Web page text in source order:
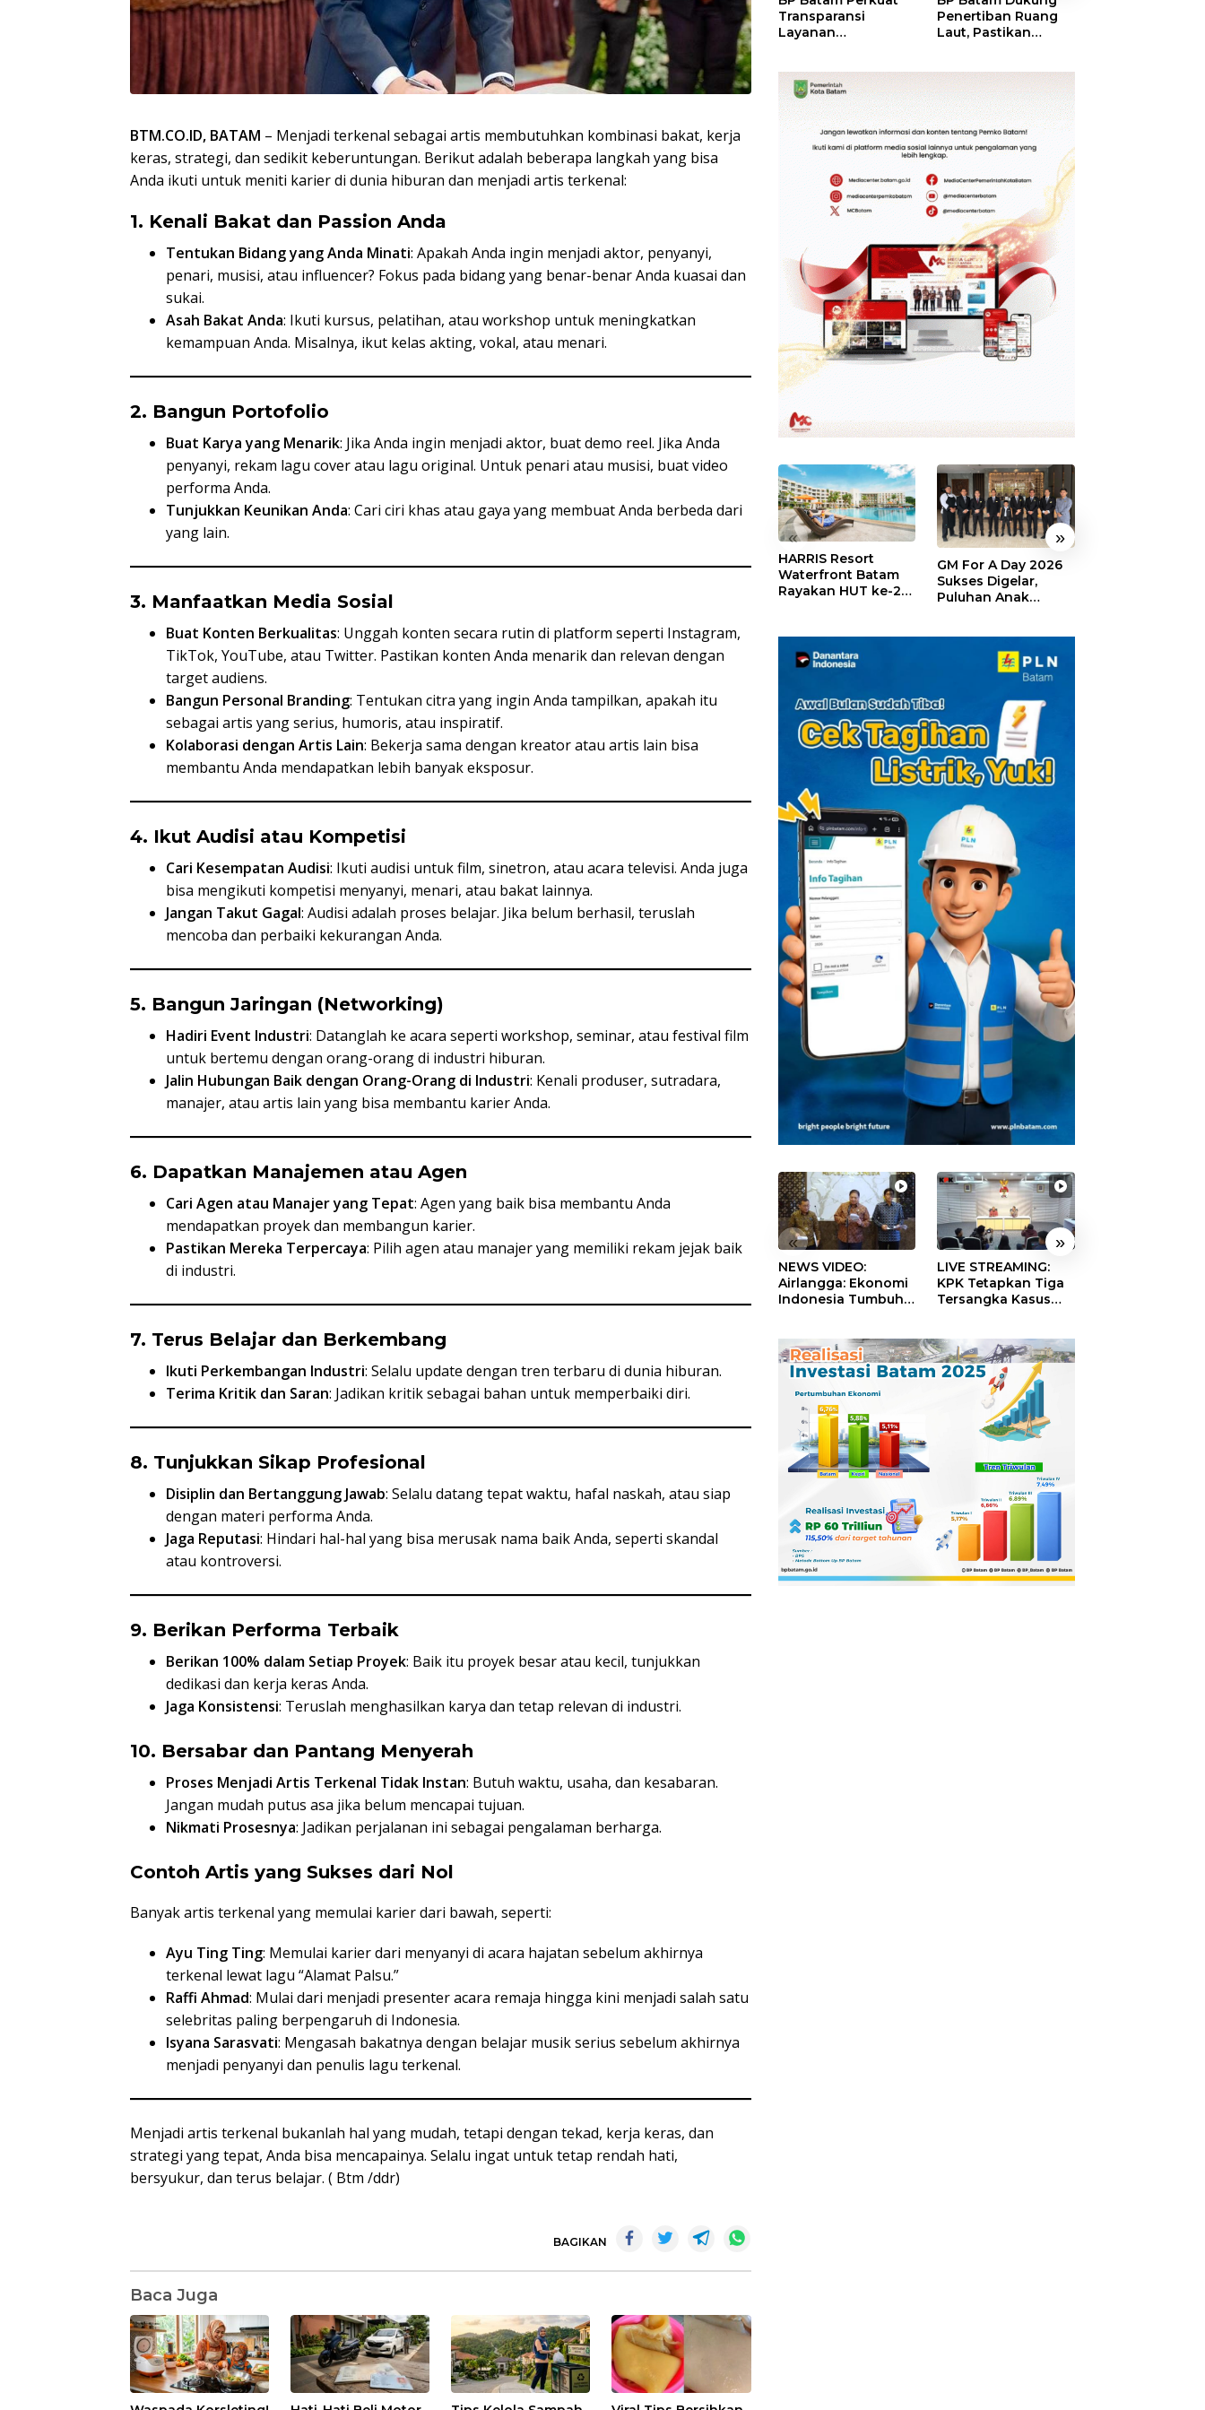
BTM.CO.ID, BATAM – Menjadi terkenal sebagai artis membutuhkan kombinasi bakat, kerja
keras, strategi, dan sedikit keberuntungan. Berikut adalah beberapa langkah yang bisa
Anda ikuti untuk meniti karier di dunia hiburan dan menjadi artis terkenal:
1. Kenali Bakat dan Passion Anda
Tentukan Bidang yang Anda Minati: Apakah Anda ingin menjadi aktor, penyanyi,
penari, musisi, atau influencer? Fokus pada bidang yang benar-benar Anda kuasai dan
sukai.
Asah Bakat Anda: Ikuti kursus, pelatihan, atau workshop untuk meningkatkan
kemampuan Anda. Misalnya, ikut kelas akting, vokal, atau menari.
2. Bangun Portofolio
Buat Karya yang Menarik: Jika Anda ingin menjadi aktor, buat demo reel. Jika Anda
penyanyi, rekam lagu cover atau lagu original. Untuk penari atau musisi, buat video
performa Anda.
Tunjukkan Keunikan Anda: Cari ciri khas atau gaya yang membuat Anda berbeda dari
yang lain.
3. Manfaatkan Media Sosial
Buat Konten Berkualitas: Unggah konten secara rutin di platform seperti Instagram,
TikTok, YouTube, atau Twitter. Pastikan konten Anda menarik dan relevan dengan
target audiens.
Bangun Personal Branding: Tentukan citra yang ingin Anda tampilkan, apakah itu
sebagai artis yang serius, humoris, atau inspiratif.
Kolaborasi dengan Artis Lain: Bekerja sama dengan kreator atau artis lain bisa
membantu Anda mendapatkan lebih banyak eksposur.
4. Ikut Audisi atau Kompetisi
Cari Kesempatan Audisi: Ikuti audisi untuk film, sinetron, atau acara televisi. Anda juga
bisa mengikuti kompetisi menyanyi, menari, atau bakat lainnya.
Jangan Takut Gagal: Audisi adalah proses belajar. Jika belum berhasil, teruslah
mencoba dan perbaiki kekurangan Anda.
5. Bangun Jaringan (Networking)
Hadiri Event Industri: Datanglah ke acara seperti workshop, seminar, atau festival film
untuk bertemu dengan orang-orang di industri hiburan.
Jalin Hubungan Baik dengan Orang-Orang di Industri: Kenali produser, sutradara,
manajer, atau artis lain yang bisa membantu karier Anda.
6. Dapatkan Manajemen atau Agen
Cari Agen atau Manajer yang Tepat: Agen yang baik bisa membantu Anda
mendapatkan proyek dan membangun karier.
Pastikan Mereka Terpercaya: Pilih agen atau manajer yang memiliki rekam jejak baik
di industri.
7. Terus Belajar dan Berkembang
Ikuti Perkembangan Industri: Selalu update dengan tren terbaru di dunia hiburan.
Terima Kritik dan Saran: Jadikan kritik sebagai bahan untuk memperbaiki diri.
8. Tunjukkan Sikap Profesional
Disiplin dan Bertanggung Jawab: Selalu datang tepat waktu, hafal naskah, atau siap
dengan materi performa Anda.
Jaga Reputasi: Hindari hal-hal yang bisa merusak nama baik Anda, seperti skandal
atau kontroversi.
9. Berikan Performa Terbaik
Berikan 100% dalam Setiap Proyek: Baik itu proyek besar atau kecil, tunjukkan
dedikasi dan kerja keras Anda.
Jaga Konsistensi: Teruslah menghasilkan karya dan tetap relevan di industri.
10. Bersabar dan Pantang Menyerah
Proses Menjadi Artis Terkenal Tidak Instan: Butuh waktu, usaha, dan kesabaran.
Jangan mudah putus asa jika belum mencapai tujuan.
Nikmati Prosesnya: Jadikan perjalanan ini sebagai pengalaman berharga.
Contoh Artis yang Sukses dari Nol
Banyak artis terkenal yang memulai karier dari bawah, seperti:
Ayu Ting Ting: Memulai karier dari menyanyi di acara hajatan sebelum akhirnya
terkenal lewat lagu “Alamat Palsu.”
Raffi Ahmad: Mulai dari menjadi presenter acara remaja hingga kini menjadi salah satu
selebritas paling berpengaruh di Indonesia.
Isyana Sarasvati: Mengasah bakatnya dengan belajar musik serius sebelum akhirnya
menjadi penyanyi dan penulis lagu terkenal.
Menjadi artis terkenal bukanlah hal yang mudah, tetapi dengan tekad, kerja keras, dan
strategi yang tepat, Anda bisa mencapainya. Selalu ingat untuk tetap rendah hati,
bersyukur, dan terus belajar. ( Btm /ddr)
BAGIKAN
Baca Juga
Transparansi
Layanan
Segera Hadir Melalui
LMS
Penertiban Ruang
Laut, Pastikan
« »
HARRIS Resort
Waterfront Batam
Rayakan HUT ke-24,
24%
GM For A Day 2026
Sukses Digelar,
Puluhan Anak
« »
NEWS VIDEO:
Airlangga: Ekonomi
Indonesia Tumbuh
LIVE STREAMING:
KPK Tetapkan Tiga
Tersangka Kasus
Pertamina